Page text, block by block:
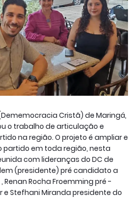
Cristã) de Maringá,
o trabalho de articulação e
na região. O projeto é ampliar e
partido em toda região, nesta
com lideranças do DC de
(presidente) pré candidato a
Renan Rocha Froemming pré -
Stefhani Miranda presidente do